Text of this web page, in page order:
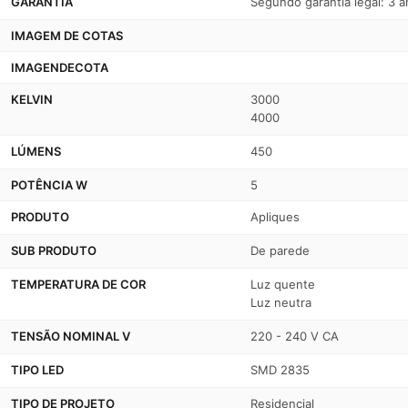
IMAGEM DE COTAS
IMAGENDECOTA
KELVIN
3000
4000
LÚMENS 450
POTÊNCIA W 5
PRODUTO Apliques
SUB PRODUTO De parede
TEMPERATURA DE COR
Luz quente
Luz neutra
TENSÃO NOMINAL V 220 - 240 V CA
TIPO LED SMD 2835
TIPO DE PROJETO Residencial